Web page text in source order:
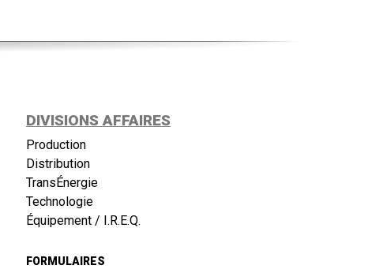
DIVISIONS AFFAIRES
Production
Distribution
TransÉnergie
Technologie
Équipement / I.R.E.Q.
FORMULAIRES